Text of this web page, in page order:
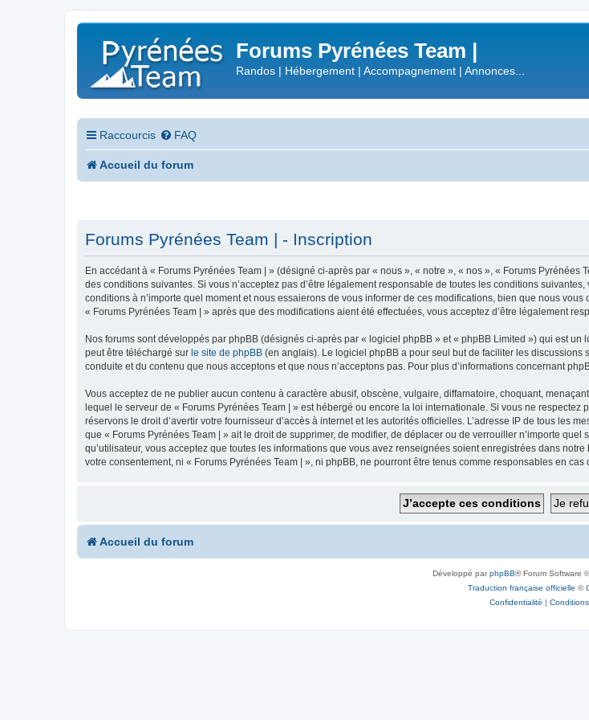
Forums Pyrénées Team |
Randos | Hébergement | Accompagnement | Annonces...
Raccourcis FAQ
Accueil du forum
Forums Pyrénées Team | - Inscription
En accédant à « Forums Pyrénées Team | » (désigné ci-après par « nous », « notre », « nos », « Forums
des conditions suivantes. Si vous n’acceptez pas d’être légalement responsable de toutes les conditions
conditions à n’importe quel moment et nous essaierons de vous informer de ces modifications, bien que nous
« Forums Pyrénées Team | » après que des modifications aient été effectuées, vous acceptez d’être légalement
Nos forums sont développés par phpBB (désignés ci-après par « logiciel phpBB » et « phpBB Limited ») qui est
peut être téléchargé sur le site de phpBB (en anglais). Le logiciel phpBB a pour seul but de faciliter les
conduite et du contenu que nous acceptons et que nous n’acceptons pas. Pour plus d’informations concernant
Vous acceptez de ne publier aucun contenu à caractère abusif, obscène, vulgaire, diffamatoire, choquant,
lequel le serveur de « Forums Pyrénées Team | » est hébergé ou encore la loi internationale. Si vous ne
réservons le droit d’avertir votre fournisseur d’accès à internet et les autorités officielles. L’adresse IP de tous les
que « Forums Pyrénées Team | » ait le droit de supprimer, de modifier, de déplacer ou de verrouiller n’importe
qu’utilisateur, vous acceptez que toutes les informations que vous avez renseignées soient enregistrées dans
votre consentement, ni « Forums Pyrénées Team | », ni phpBB, ne pourront être tenus comme responsables en
Accueil du forum
Développé parphpBB® Forum Software
Traduction française officielle ©
Confidentialité | Conditions